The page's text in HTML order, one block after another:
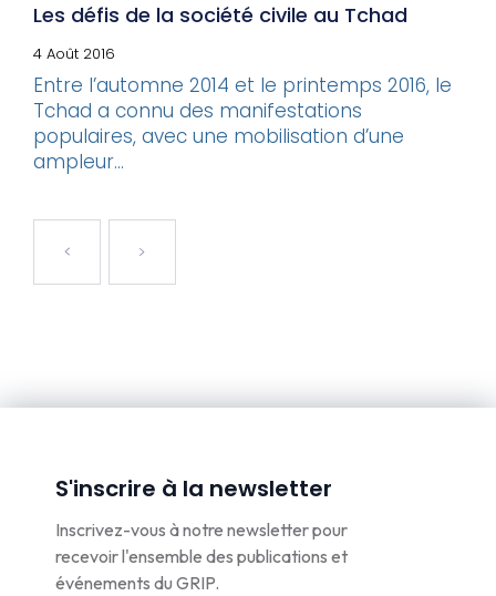
Les défis de la société civile au Tchad
4 Août 2016
Entre l’automne 2014 et le printemps 2016, le
Tchad a connu des manifestations
populaires, avec une mobilisation d’une
ampleur...
S'inscrire à la newsletter
Inscrivez-vous à notre newsletter pour
recevoir l'ensemble des publications et
événements du GRIP.